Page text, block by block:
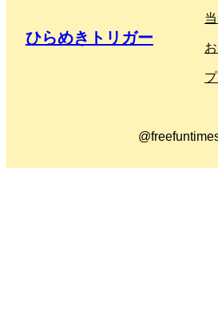
ひらめきトリガー